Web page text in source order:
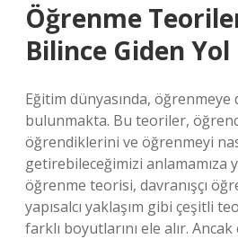
Öğrenme
Bilince Giden Yol
Eğitim dünyasında,
bulunmakta. Bu teoriler,
öğrendiklerini ve öğrenmeyi
getirebileceğimizi anlamamıza
öğrenme teorisi, davranışçı
yapısalcı yaklaşım gibi çeşitli
farklı boyutlarını ele alır.